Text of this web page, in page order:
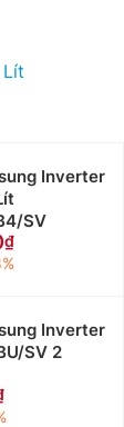
Inverter
SV
Inverter
SV 2